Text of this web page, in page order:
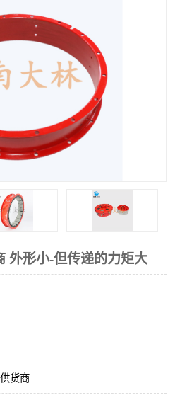
外形小-但传递的力矩大
货商
气胎离合器
气动元件
CB离合器
实芯轮胎
联轴器